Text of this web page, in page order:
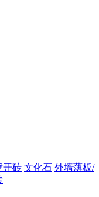
开砖 文化石 外墙薄板/